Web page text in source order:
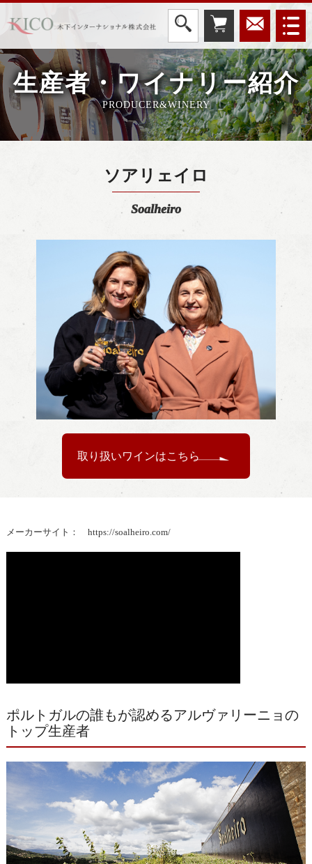
生産者・ワイナリー紹介
PRODUCER&WINERY
ソアリェイロ
Soalheiro
取り扱いワインはこちら
メーカーサイト： https://soalheiro.com/
ポルトガルの誰もが認めるアルヴァリーニョの
トップ生産者